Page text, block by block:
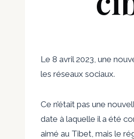
Le 8 avril 2023, une
les réseaux sociaux.
Ce n’était pas une
date à laquelle il a été
aimé au Tibet, mais le